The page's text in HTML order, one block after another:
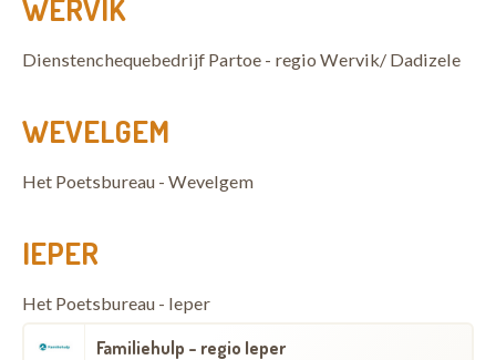
WERVIK
Dienstenchequebedrijf Partoe - regio Wervik/ Dadizele
WEVELGEM
Het Poetsbureau - Wevelgem
IEPER
Het Poetsbureau - Ieper
Familiehulp - regio Ieper